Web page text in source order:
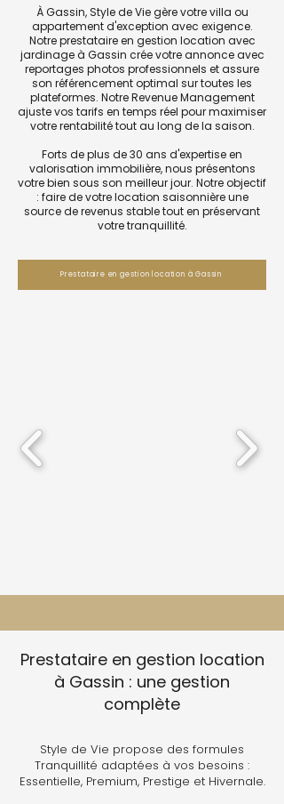
À Gassin, Style de Vie gère votre villa ou
appartement d'exception avec exigence.
Notre prestataire en gestion location avec
jardinage à Gassin crée votre annonce avec
reportages photos professionnels et assure
son référencement optimal sur toutes les
plateformes. Notre Revenue Management
ajuste vos tarifs en temps réel pour maximiser
votre rentabilité tout au long de la saison.
Forts de plus de 30 ans d'expertise en
valorisation immobilière, nous présentons
votre bien sous son meilleur jour. Notre objectif
: faire de votre location saisonnière une
source de revenus stable tout en préservant
votre tranquillité.
Prestataire en gestion location à Gassin
Prestataire en gestion location
à Gassin : une gestion
complète
Style de Vie propose des formules
Tranquillité adaptées à vos besoins :
Essentielle, Premium, Prestige et Hivernale.